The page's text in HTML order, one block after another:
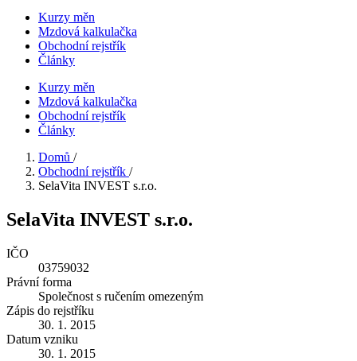
Kurzy měn
Mzdová kalkulačka
Obchodní rejstřík
Články
Kurzy měn
Mzdová kalkulačka
Obchodní rejstřík
Články
Domů /
Obchodní rejstřík /
SelaVita INVEST s.r.o.
SelaVita INVEST s.r.o.
IČO
03759032
Právní forma
Společnost s ručením omezeným
Zápis do rejstříku
30. 1. 2015
Datum vzniku
30. 1. 2015